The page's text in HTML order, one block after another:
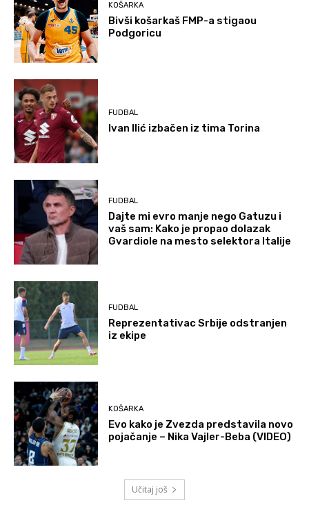
KOŠARKA
Bivši košarkaš FMP-a stigaou
Podgoricu
FUDBAL
Ivan Ilić izbačen iz tima Torina
FUDBAL
Dajte mi evro manje nego Gatuzu i
vaš sam: Kako je propao dolazak
Gvardiole na mesto selektora Italije
FUDBAL
Reprezentativac Srbije odstranjen
iz ekipe
KOŠARKA
Evo kako je Zvezda predstavila novo
pojačanje – Nika Vajler-Beba (VIDEO)
Učitaj još